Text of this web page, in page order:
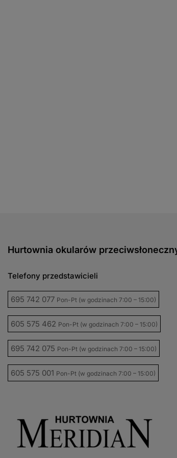
Hurtownia okularów
Telefony przedstawicieli
695 742 077 Pon-Pt (w godzinach 7:00 – 15:00)
605 575 462 Pon-Pt (w godzinach 7:00 – 15:00)
695 742 075 Pon-Pt (w godzinach 7:00 – 15:00)
605 575 001 Pon-Pt (w godzinach 7:00 – 15:00)